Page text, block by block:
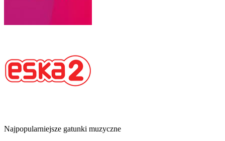
Najpopularniejsze gatunki muzyczne